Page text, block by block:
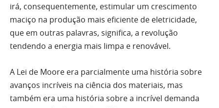
irá, consequentemente, estimular um crescimento
maciço na produção mais eficiente de eletricidade,
que em outras palavras, significa, a revolução
tendendo a energia mais limpa e renovável.
A Lei de Moore era parcialmente uma história sobre
avanços incríveis na ciência dos materiais, mas
também era uma história sobre a incrível demanda